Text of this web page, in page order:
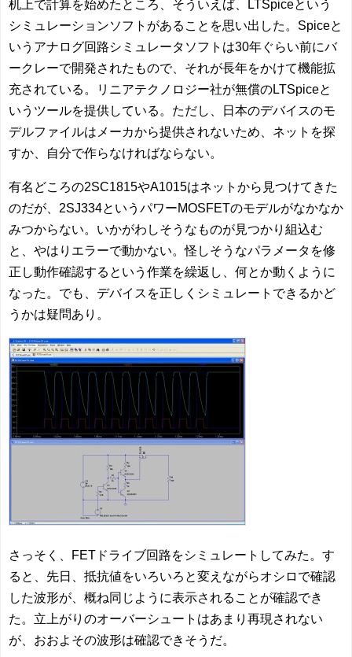
机上で計算を始めたところ、そういえば、LTSpiceという
シミュレーションソフトがあることを思い出した。Spiceと
いうアナログ回路シミュレータソフトは30年ぐらい前にバ
ークレーで開発されたもので、それが長年をかけて機能拡
充されている。リニアテクノロジー社が無償のLTSpiceと
いうツールを提供している。ただし、日本のデバイスのモ
デルファイルはメーカから提供されないため、ネットを探
すか、自分で作らなければならない。
有名どころの2SC1815やA1015はネットから見つけてきた
のだが、2SJ334というパワーMOSFETのモデルがなかなか
みつからない。いかがわしそうなものが見つかり組込む
と、やはりエラーで動かない。怪しそうなパラメータを修
正し動作確認するという作業を繰返し、何とか動くように
なった。でも、デバイスを正しくシミュレートできるかど
うかは疑問あり。
さっそく、FETドライブ回路をシミュレートしてみた。す
ると、先日、抵抗値をいろいろと変えながらオシロで確認
した波形が、概ね同じように表示されることが確認でき
た。立上がりのオーバーシュートはあまり再現されない
が、おおよその波形は確認できそうだ。